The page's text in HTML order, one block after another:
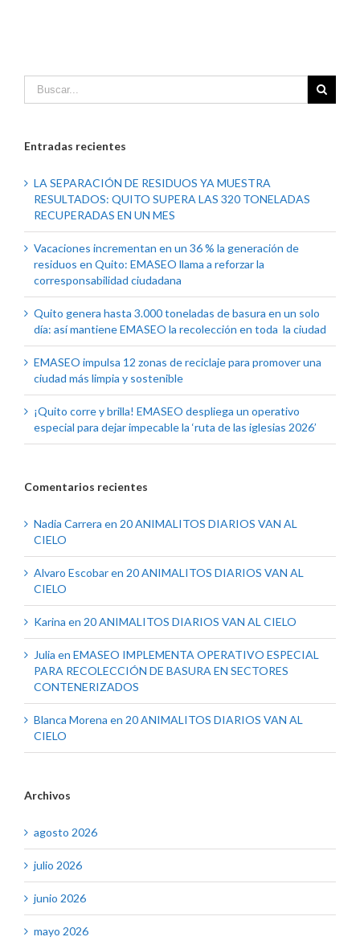
Entradas recientes
LA SEPARACIÓN DE RESIDUOS YA MUESTRA
RESULTADOS: QUITO SUPERA LAS 320 TONELADAS
RECUPERADAS EN UN MES
Vacaciones incrementan en un 36 % la generación de
residuos en Quito: EMASEO llama a reforzar la
corresponsabilidad ciudadana
Quito genera hasta 3.000 toneladas de basura en un solo
día: así mantiene EMASEO la recolección en toda la ciudad
EMASEO impulsa 12 zonas de reciclaje para promover una
ciudad más limpia y sostenible
¡Quito corre y brilla! EMASEO despliega un operativo
especial para dejar impecable la ‘ruta de las iglesias 2026’
Comentarios recientes
Nadia Carrera en 20 ANIMALITOS DIARIOS VAN AL
CIELO
Alvaro Escobaren 20 ANIMALITOS DIARIOS VAN AL
CIELO
Karina en 20 ANIMALITOS DIARIOS VAN AL CIELO
Julia en EMASEO IMPLEMENTA OPERATIVO ESPECIAL
PARA RECOLECCIÓN DE BASURA EN SECTORES
CONTENERIZADOS
Blanca Morena en 20 ANIMALITOS DIARIOS VAN AL
CIELO
Archivos
agosto 2026
julio 2026
junio 2026
mayo 2026